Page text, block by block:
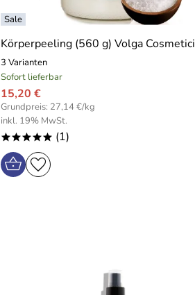
Körperpeeling (560 g) Volga Cosmetici
3 Varianten
Sofort lieferbar
15,20 €
Grundpreis: 27,14 €/kg
inkl. 19% MwSt.
***** (1)